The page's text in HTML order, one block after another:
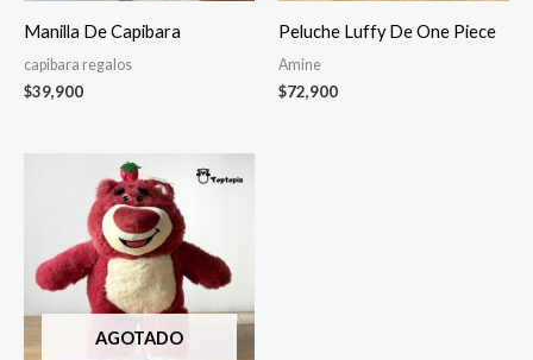
Manilla De Capibara
capibara regalos
$39,900
Peluche Luffy De One Piece
Amine
$72,900
AGOTADO